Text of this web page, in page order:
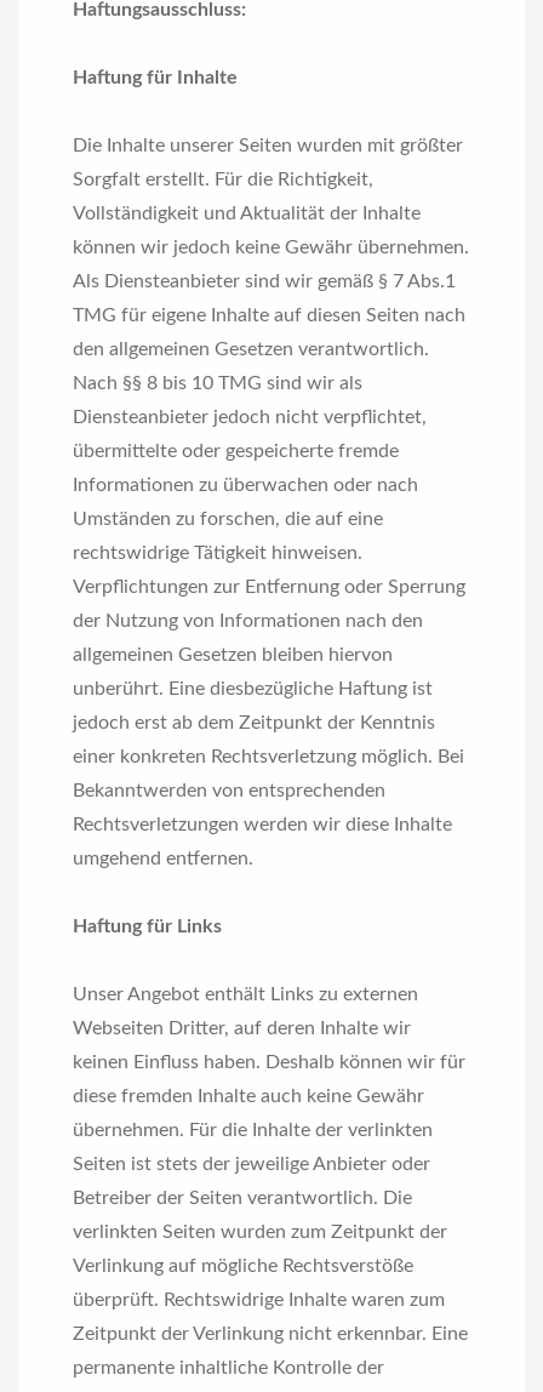
Haftungsausschluss:
Haftung für Inhalte
Die Inhalte unserer Seiten wurden mit größter
Sorgfalt erstellt. Für die Richtigkeit,
Vollständigkeit und Aktualität der Inhalte
können wir jedoch keine Gewähr übernehmen.
Als Diensteanbieter sind wir gemäß § 7 Abs.1
TMG für eigene Inhalte auf diesen Seiten nach
den allgemeinen Gesetzen verantwortlich.
Nach §§ 8 bis 10 TMG sind wir als
Diensteanbieter jedoch nicht verpflichtet,
übermittelte oder gespeicherte fremde
Informationen zu überwachen oder nach
Umständen zu forschen, die auf eine
rechtswidrige Tätigkeit hinweisen.
Verpflichtungen zur Entfernung oder Sperrung
der Nutzung von Informationen nach den
allgemeinen Gesetzen bleiben hiervon
unberührt. Eine diesbezügliche Haftung ist
jedoch erst ab dem Zeitpunkt der Kenntnis
einer konkreten Rechtsverletzung möglich. Bei
Bekanntwerden von entsprechenden
Rechtsverletzungen werden wir diese Inhalte
umgehend entfernen.
Haftung für Links
Unser Angebot enthält Links zu externen
Webseiten Dritter, auf deren Inhalte wir
keinen Einfluss haben. Deshalb können wir für
diese fremden Inhalte auch keine Gewähr
übernehmen. Für die Inhalte der verlinkten
Seiten ist stets der jeweilige Anbieter oder
Betreiber der Seiten verantwortlich. Die
verlinkten Seiten wurden zum Zeitpunkt der
Verlinkung auf mögliche Rechtsverstöße
überprüft. Rechtswidrige Inhalte waren zum
Zeitpunkt der Verlinkung nicht erkennbar. Eine
permanente inhaltliche Kontrolle der